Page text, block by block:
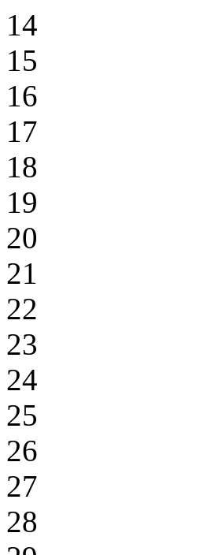
14
15
16
17
18
19
20
21
22
23
24
25
26
27
28